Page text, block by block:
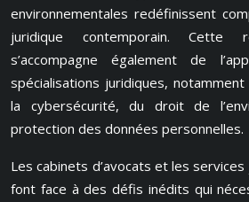
environnementales redéfinissent
juridique contemporain. Cette
s’accompagne également de
spécialisations juridiques,
la cybersécurité, du droit de
protection des données personnelles.
Les cabinets d’avocats et les
font face à des défis inédits qui